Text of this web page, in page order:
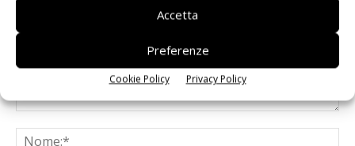
Accetta
Preferenze
Cookie Policy Privacy Policy